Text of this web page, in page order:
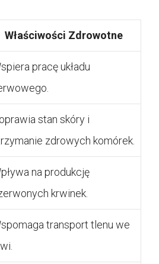
Właściwości Zdrowotne
pracę układu
stan skóry i
zdrowych komórek.
na produkcję
krwinek.
transport tlenu we